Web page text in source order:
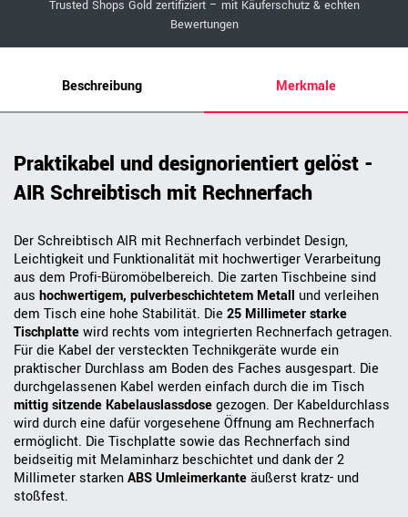
Trusted Shops Gold zertifiziert – mit Käuferschutz & echten
Bewertungen
Beschreibung Merkmale
Praktikabel und designorientiert gelöst -
AIR Schreibtisch mit Rechnerfach
Der Schreibtisch AIR mit Rechnerfach verbindet Design,
Leichtigkeit und Funktionalität mit hochwertiger Verarbeitung
aus dem Profi-Büromöbelbereich. Die zarten Tischbeine sind
aus hochwertigem, pulverbeschichtetem Metall und verleihen
dem Tisch eine hohe Stabilität. Die 25 Millimeter starke
Tischplattewird rechts vom integrierten Rechnerfach getragen.
Für die Kabel der versteckten Technikgeräte wurde ein
praktischer Durchlass am Boden des Faches ausgespart. Die
durchgelassenen Kabel werden einfach durch die im Tisch
mittig sitzende Kabelauslassdosegezogen. Der Kabeldurchlass
wird durch eine dafür vorgesehene Öffnung am Rechnerfach
ermöglicht. Die Tischplatte sowie das Rechnerfach sind
beidseitig mit Melaminharz beschichtet und dank der 2
Millimeter starkenABS Umleimerkanteäußerst kratz- und
stoßfest.